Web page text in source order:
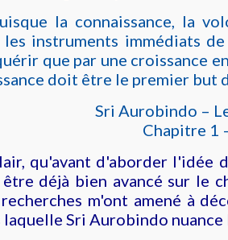
la connaissance, la
les instruments immédiats
que par une croissance
doit être le premier but
Sri Aurobindo –
Chapitre 1
qu'avant d'aborder l'idée
être déjà bien avancé sur le
m'ont amené à
laquelle Sri Aurobindo nuance